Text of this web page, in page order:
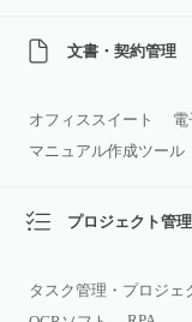
文書・契約管理
オフィススイート
マニュアル作成ツール
プロジェクト管
タスク管理・プロジェ